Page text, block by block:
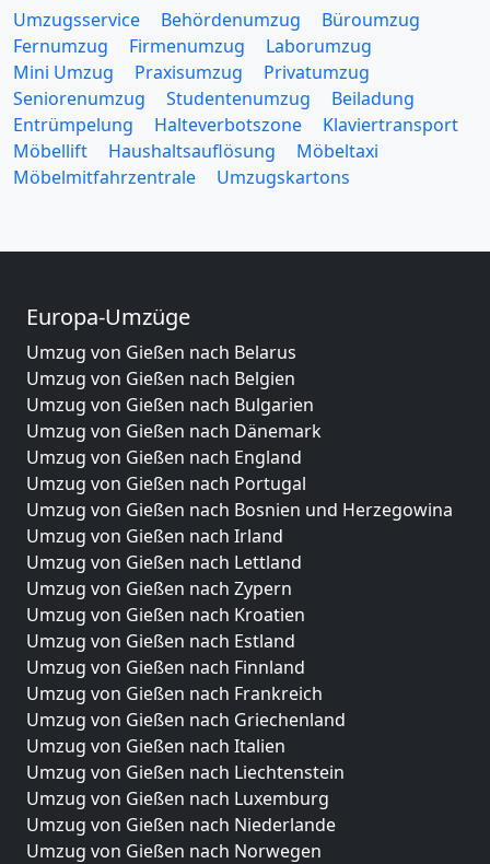
Umzugsservice Behördenumzug
Büroumzug
Fernumzug
Firmenumzug
Laborumzug
Mini Umzug
Praxisumzug
Privatumzug
Seniorenumzug
Studentenumzug
Beiladung
Entrümpelung
Halteverbotszone
Klaviertransport
Möbellift
Haushaltsauflösung
Möbeltaxi
Möbelmitfahrzentrale
Umzugskartons
Europa-Umzüge
Umzug von Gießen nach Belarus
Umzug von Gießen nach Belgien
Umzug von Gießen nach Bulgarien
Umzug von Gießen nach Dänemark
Umzug von Gießen nach England
Umzug von Gießen nach Portugal
Umzug von Gießen nach Bosnien und Herzegowina
Umzug von Gießen nach Irland
Umzug von Gießen nach Lettland
Umzug von Gießen nach Zypern
Umzug von Gießen nach Kroatien
Umzug von Gießen nach Estland
Umzug von Gießen nach Finnland
Umzug von Gießen nach Frankreich
Umzug von Gießen nach Griechenland
Umzug von Gießen nach Italien
Umzug von Gießen nach Liechtenstein
Umzug von Gießen nach Luxemburg
Umzug von Gießen nach Niederlande
Umzug von Gießen nach Norwegen